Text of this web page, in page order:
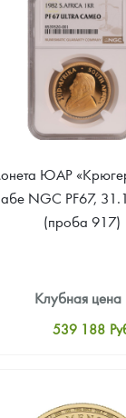
Звоните
ЮАР
NGC PF67, 31.1
(проба 917)
Клубная цена
539 188
Цена выкупа